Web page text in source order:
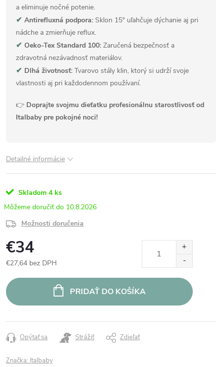
a eliminuje nočné potenie.
✔ Antirefluxná podpora: Sklon 15° uľahčuje dýchanie aj pri
nádche a zmierňuje reflux.
✔ Oeko-Tex Standard 100: Zaručená bezpečnosť a
zdravotná nezávadnosť materiálov.
✔ Dlhá životnosť: Tvarovo stály klin, ktorý si udrží svoje
vlastnosti aj pri každodennom používaní.
👉 Doprajte svojmu dieťatku profesionálnu starostlivosť od
Italbaby pre pokojné noci!
Detailné informácie
Skladom 4 ks
10.8.2026
Možnosti doručenia
€34
€27,64 bez DPH
cena:
PRIDAŤ DO KOŠÍKA
Opýtať sa Strážiť Zdieľať
Značka: Italbaby